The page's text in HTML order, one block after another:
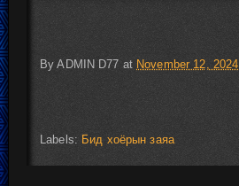
ByADMIN D77 at November 12, 2024
Labels: Бид хоёрын заяа